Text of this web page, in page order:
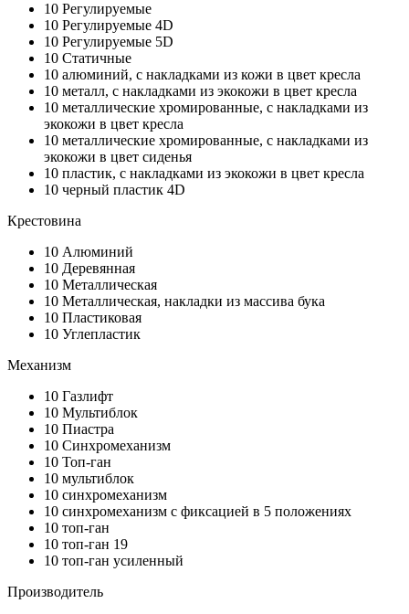
10 Регулируемые
10 Регулируемые 4D
10 Регулируемые 5D
10 Статичные
10 алюминий, с накладками из кожи в цвет кресла
10 металл, с накладками из экокожи в цвет кресла
10 металлические хромированные, с накладками из
экокожи в цвет кресла
10 металлические хромированные, с накладками из
экокожи в цвет сиденья
10 пластик, с накладками из экокожи в цвет кресла
10 черный пластик 4D
Крестовина
10 Алюминий
10 Деревянная
10 Металлическая
10 Металлическая, накладки из массива бука
10 Пластиковая
10 Углепластик
Механизм
10 Газлифт
10 Мультиблок
10 Пиастра
10 Синхромеханизм
10 Топ-ган
10 мультиблок
10 синхромеханизм
10 синхромеханизм с фиксацией в 5 положениях
10 топ-ган
10 топ-ган 19
10 топ-ган усиленный
Производитель